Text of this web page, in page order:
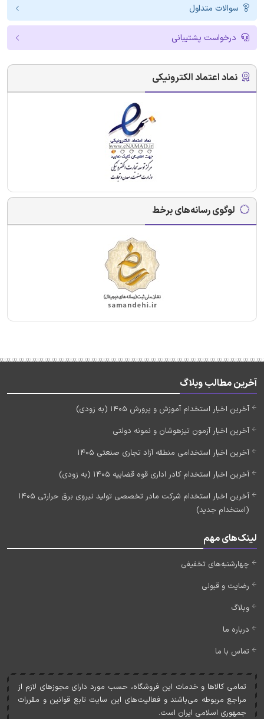
سوالات متداول
درخواست پشتیبانی
نماد اعتماد الکترونیکی
لوگوی رسانه‌های برخط
آخرین مطالب وبلاگ
آخرین اخبار استخدام آموزش و پرورش 1405 (به زودی)
آخرین اخبار آزمون تیزهوشان و نمونه دولتی
آخرین اخبار استخدامی منطقه آزاد تجاری صنعتی 1405
آخرین اخبار استخدام کادر اداری قوه قضاییه 1405 (به زودی)
آخرین اخبار استخدام شرکت مادر تخصصی تولید نیروی برق حرارتی 1405
(استخدام جدید)
لینک‌های مهم
چهارشنبه‌های تخفیفی
رضایت و قبولی
وبلاگ
درباره ما
تماس با ما
تمامی کالاها و خدمات اين فروشگاه، حسب مورد دارای مجوزهای لازم از
مراجع مربوطه می‌باشند و فعاليت‌های اين سايت تابع قوانين و مقررات
جمهوری اسلامی ايران است.